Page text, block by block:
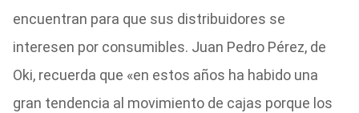
encuentran para que sus distribuidores se
interesen por consumibles. Juan Pedro Pérez, de
Oki, recuerda que «en estos años ha habido una
gran tendencia al movimiento de cajas porque los